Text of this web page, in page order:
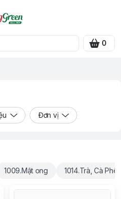
0
Đơn vị
1009.Mật ong 1014.Trà, Cà Phê